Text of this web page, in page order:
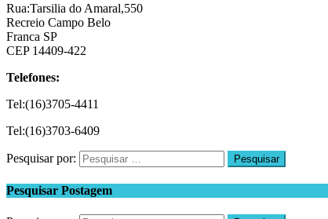
Rua:Tarsilia do Amaral,550
Recreio Campo Belo
Franca SP
CEP 14409-422
Telefones:
Tel:(16)3705-4411
Tel:(16)3703-6409
Pesquisar por:
Pesquisar Postagem